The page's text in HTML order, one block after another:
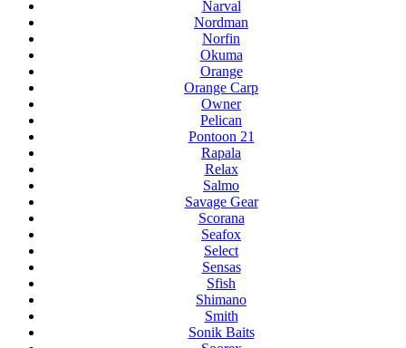
Narval
Nordman
Norfin
Okuma
Orange
Orange Carp
Owner
Pelican
Pontoon 21
Rapala
Relax
Salmo
Savage Gear
Scorana
Seafox
Select
Sensas
Sfish
Shimano
Smith
Sonik Baits